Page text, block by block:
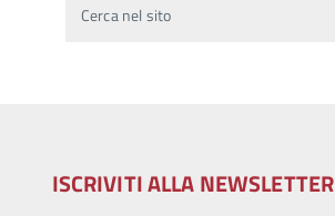
Cerca nel sito
ISCRIVITI ALLA NEWSLETTER